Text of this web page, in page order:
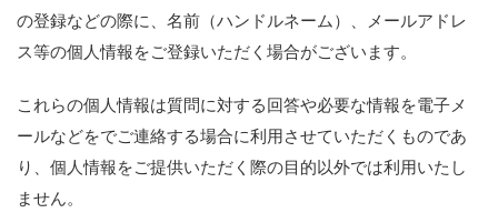
の登録などの際に、名前（ハンドルネーム）、メールアドレ
ス等の個人情報をご登録いただく場合がございます。
これらの個人情報は質問に対する回答や必要な情報を電子メ
ールなどをでご連絡する場合に利用させていただくものであ
り、個人情報をご提供いただく際の目的以外では利用いたし
ません。